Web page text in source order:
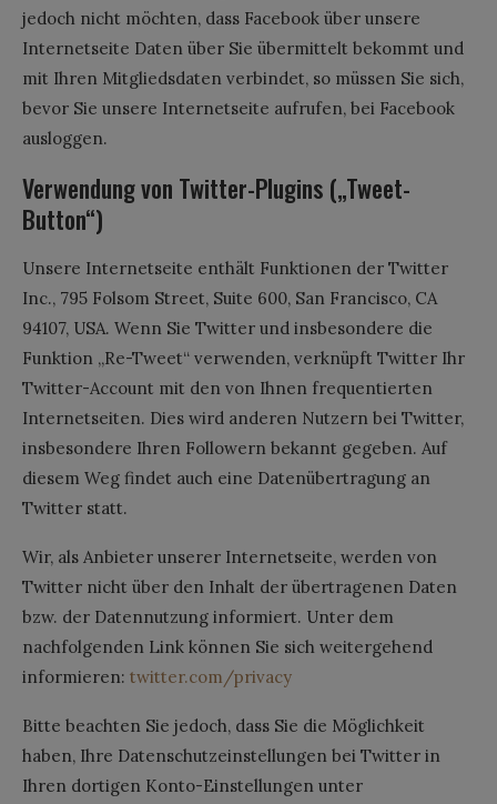
jedoch nicht möchten, dass Facebook über unsere
Internetseite Daten über Sie übermittelt bekommt und
mit Ihren Mitgliedsdaten verbindet, so müssen Sie sich,
bevor Sie unsere Internetseite aufrufen, bei Facebook
ausloggen.
Verwendung von Twitter-Plugins („Tweet-
Button“)
Unsere Internetseite enthält Funktionen der Twitter
Inc., 795 Folsom Street, Suite 600, San Francisco, CA
94107, USA. Wenn Sie Twitter und insbesondere die
Funktion „Re-Tweet“ verwenden, verknüpft Twitter Ihr
Twitter-Account mit den von Ihnen frequentierten
Internetseiten. Dies wird anderen Nutzern bei Twitter,
insbesondere Ihren Followern bekannt gegeben. Auf
diesem Weg findet auch eine Datenübertragung an
Twitter statt.
Wir, als Anbieter unserer Internetseite, werden von
Twitter nicht über den Inhalt der übertragenen Daten
bzw. der Datennutzung informiert. Unter dem
nachfolgenden Link können Sie sich weitergehend
informieren: twitter.com/privacy
Bitte beachten Sie jedoch, dass Sie die Möglichkeit
haben, Ihre Datenschutzeinstellungen bei Twitter in
Ihren dortigen Konto-Einstellungen unter